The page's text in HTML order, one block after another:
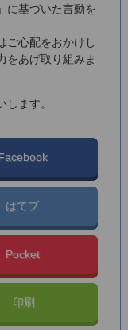
に基づいた言動を
ご心配をおかけし
をあげ取り組みま
ます。
はてブ
Pocket
印刷